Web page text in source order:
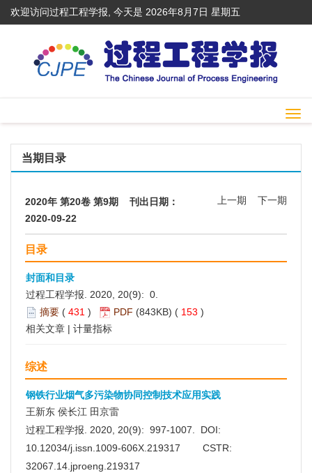
欢迎访问过程工程学报, 今天是 2026年8月7日 星期五
当期目录
2020年 第20卷 第9期 刊出日期：
2020-09-22
上一期 下一期
目录
封面和目录
过程工程学报. 2020, 20(9): 0.
摘要 ( 431 ) PDF (843KB) ( 153 )
相关文章 | 计量指标
综述
钢铁行业烟气多污染物协同控制技术应用实践
王新东 侯长江 田京雷
过程工程学报. 2020, 20(9): 997-1007. DOI:
10.12034/j.issn.1009-606X.219317
CSTR:
32067.14.jproeng.219317